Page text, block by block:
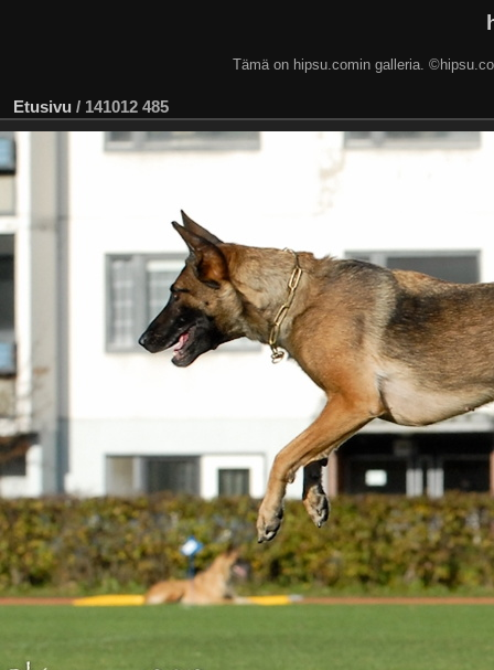
Tämä on hipsu.comin galleria.
Etusivu / 141012 485